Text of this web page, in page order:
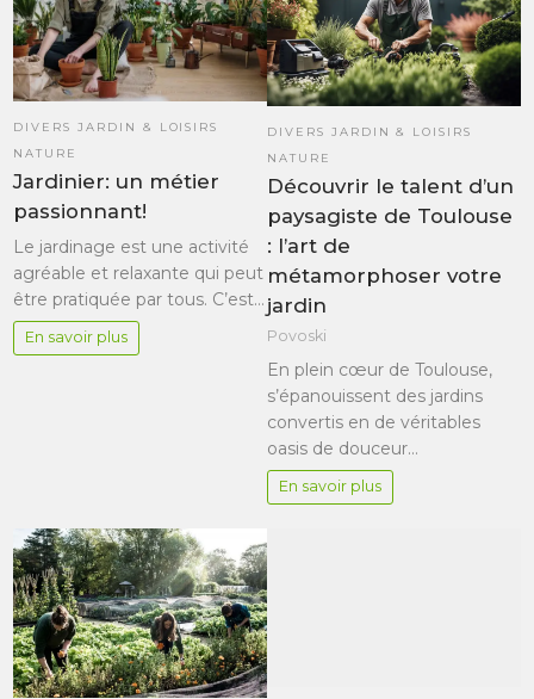
DIVERS JARDIN & LOISIRS
NATURE
Jardinier: un métier
passionnant!
Le jardinage est une activité
agréable et relaxante qui peut
être pratiquée par tous. C’est…
En savoir plus
DIVERS JARDIN & LOISIRS
NATURE
Découvrir le talent d’un
paysagiste de Toulouse
: l’art de
métamorphoser votre
jardin
Povoski
En plein cœur de Toulouse,
s’épanouissent des jardins
convertis en de véritables
oasis de douceur…
En savoir plus